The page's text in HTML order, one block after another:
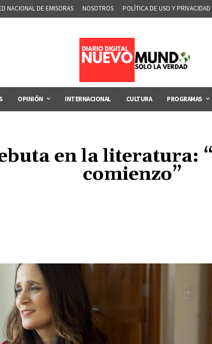
NACIONAL DE EMISORAS NOSOTROS POLÍTICA DE USO Y PRIVACIDAD
OPINIÓN INTERNACIONAL CULTURA PROGRAMAS
en la literatura:
comienzo”